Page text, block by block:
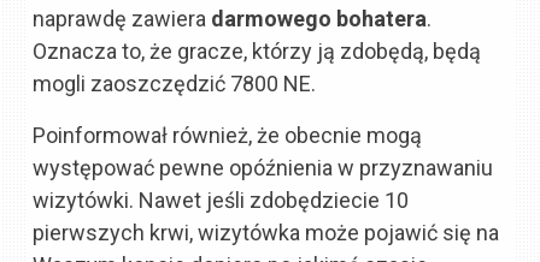
naprawdę zawiera darmowego bohatera.
Oznacza to, że gracze, którzy ją zdobędą, będą
mogli zaoszczędzić 7800 NE.
Poinformował również, że obecnie mogą
występować pewne opóźnienia w przyznawaniu
wizytówki. Nawet jeśli zdobędziecie 10
pierwszych krwi, wizytówka może pojawić się na